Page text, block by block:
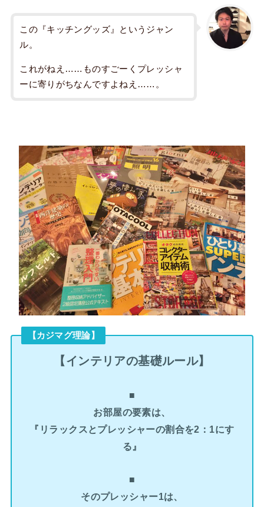
この『キッチングッズ』というジャン
ル。
これがねえ……ものすごーくプレッシャ
ーに寄りがちなんですよねえ……。
【カジマグ理論】
【インテリアの基礎ルール】
■
お部屋の要素は、
『リラックスとプレッシャーの割合を2：1にす
る』
■
そのプレッシャー1は、